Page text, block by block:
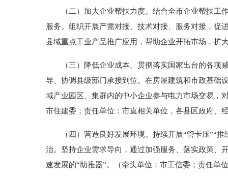
（二）加大企业帮扶力度。结合全市企业帮扶工作
服务。组织开展产需对接、技术对接、服务对接，促
县域重点工业产品推广应用，帮助企业开拓市场，扩
（三）降低企业成本。贯彻落实国家出台的各项减
导、协调县级部门承接到位。在房屋建筑和市政基础
域产业园区、集群内的中小企业参与电力市场交易，
市住建委；责任单位：市直相关单位，各县区政府、
（四）营造良好发展环境。持续开展“管卡压”“推
治。坚持企业需求导向，通过加强服务、落实政策、
速发展的“助推器”。（牵头单位：市工信委；责任单